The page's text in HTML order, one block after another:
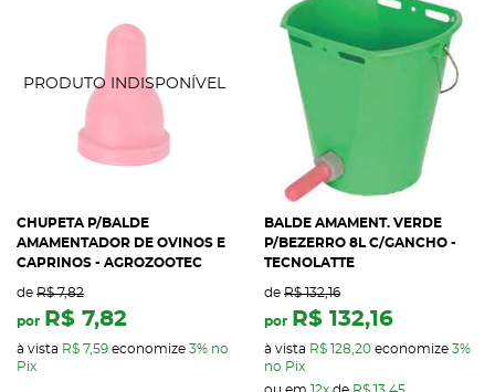
CHUPETA P/BALDE
AMAMENTADOR DE OVINOS E
CAPRINOS - AGROZOOTEC
de R$ 7,82
por R$ 7,82
à vista R$ 7,59 economize 3% no
Pix
BALDE AMAMENT. VERDE
P/BEZERRO 8L C/GANCHO -
TECNOLATTE
de R$ 132,16
por R$ 132,16
à vista R$ 128,20 economize 3%
no Pix